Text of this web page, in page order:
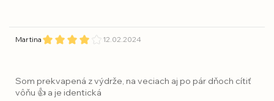
Martina 12.02.2024
Som prekvapená z výdrže, na veciach aj po pár dňoch cítiť
vôňu 👍 a je identická